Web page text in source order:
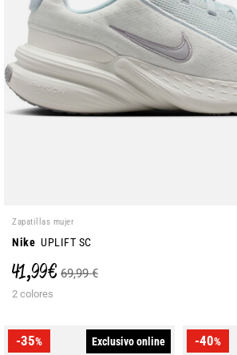
Zapatillas mujer
Nike UPLIFT SC
41,99 € 69,99 €
2 colores
-35% Exclusivo online -40%